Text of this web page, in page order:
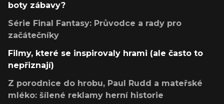
boty zábavy?
Série Final Fantasy: Průvodce a rady pro
začátečníky
Filmy, které se inspirovaly hrami (ale často to
nepřiznají)
Z porodnice do hrobu, Paul Rudd a mateřské
mléko: šílené reklamy herní historie